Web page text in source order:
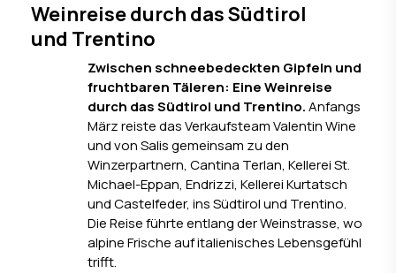
Weinreise durch das Südtirol
und Trentino
Zwischen schneebedeckten Gipfeln und
fruchtbaren Täleren: Eine Weinreise
durch das Südtirol und Trentino.Anfangs
März reiste das Verkaufsteam Valentin Wine
und von Salis gemeinsam zu den
Winzerpartnern, Cantina Terlan, Kellerei St.
Michael-Eppan, Endrizzi, Kellerei Kurtatsch
und Castelfeder, ins Südtirol und Trentino.
Die Reise führte entlang der Weinstrasse, wo
alpine Frische auf italienisches Lebensgefühl
trifft.